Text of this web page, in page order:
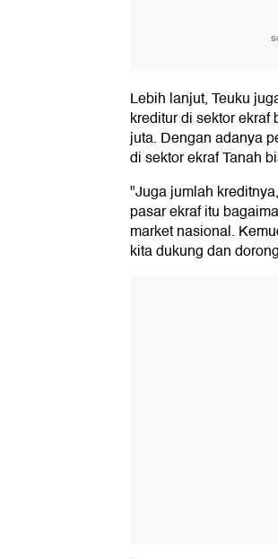
Lebih lanjut, Teuku
kreditur di sektor
juta. Dengan adanya
di sektor ekraf Tanah
"Juga jumlah
pasar ekraf itu
market nasional.
kita dukung dan